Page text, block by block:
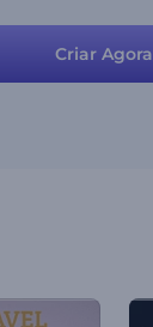
Criar Agora